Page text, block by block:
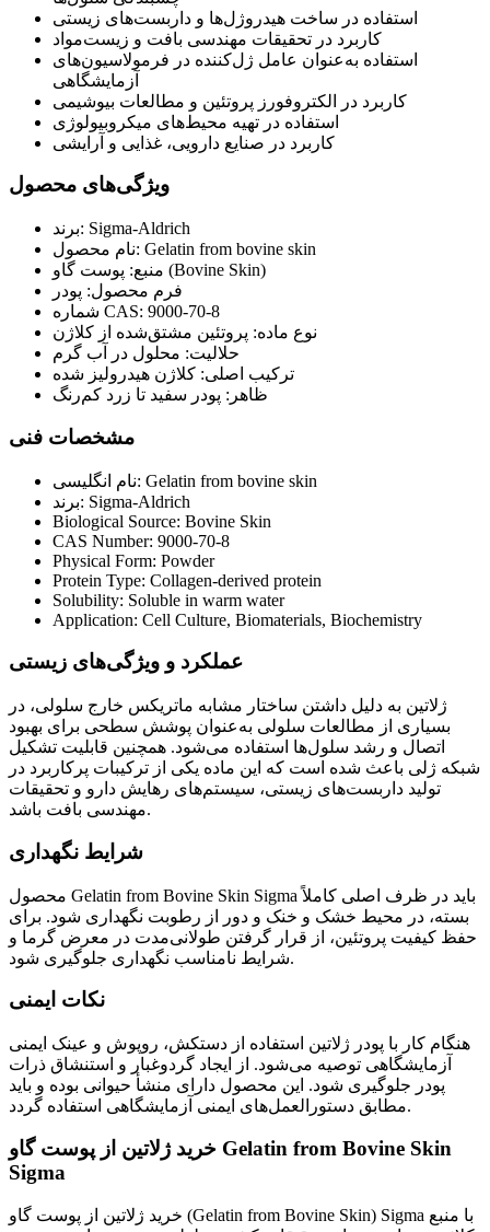
استفاده در ساخت هیدروژل‌ها و داربست‌های زیستی
کاربرد در تحقیقات مهندسی بافت و زیست‌مواد
استفاده به‌عنوان عامل ژل‌کننده در فرمولاسیون‌های
آزمایشگاهی
کاربرد در الکتروفورز پروتئین و مطالعات بیوشیمی
استفاده در تهیه محیط‌های میکروبیولوژی
کاربرد در صنایع دارویی، غذایی و آرایشی
ویژگی‌های محصول
برند: Sigma-Aldrich
نام محصول: Gelatin from bovine skin
منبع: پوست گاو (Bovine Skin)
فرم محصول: پودر
شماره CAS: 9000-70-8
نوع ماده: پروتئین مشتق‌شده از کلاژن
حلالیت: محلول در آب گرم
ترکیب اصلی: کلاژن هیدرولیز شده
ظاهر: پودر سفید تا زرد کم‌رنگ
مشخصات فنی
نام انگلیسی: Gelatin from bovine skin
برند: Sigma-Aldrich
Biological Source: Bovine Skin
CAS Number: 9000-70-8
Physical Form: Powder
Protein Type: Collagen-derived protein
Solubility: Soluble in warm water
Application: Cell Culture, Biomaterials, Biochemistry
عملکرد و ویژگی‌های زیستی
ژلاتین به دلیل داشتن ساختار مشابه ماتریکس خارج سلولی، در
بسیاری از مطالعات سلولی به‌عنوان پوشش سطحی برای بهبود
اتصال و رشد سلول‌ها استفاده می‌شود. همچنین قابلیت تشکیل
شبکه ژلی باعث شده است که این ماده یکی از ترکیبات پرکاربرد در
تولید داربست‌های زیستی، سیستم‌های رهایش دارو و تحقیقات
مهندسی بافت باشد.
شرایط نگهداری
محصول Gelatin from Bovine Skin Sigma باید در ظرف اصلی کاملاً
بسته، در محیط خشک و خنک و دور از رطوبت نگهداری شود. برای
حفظ کیفیت پروتئین، از قرار گرفتن طولانی‌مدت در معرض گرما و
شرایط نامناسب نگهداری جلوگیری شود.
نکات ایمنی
هنگام کار با پودر ژلاتین استفاده از دستکش، روپوش و عینک ایمنی
آزمایشگاهی توصیه می‌شود. از ایجاد گردوغبار و استنشاق ذرات
پودر جلوگیری شود. این محصول دارای منشأ حیوانی بوده و باید
مطابق دستورالعمل‌های ایمنی آزمایشگاهی استفاده گردد.
خرید ژلاتین از پوست گاو Gelatin from Bovine Skin
Sigma
خرید ژلاتین از پوست گاو (Gelatin from Bovine Skin) Sigma با منبع